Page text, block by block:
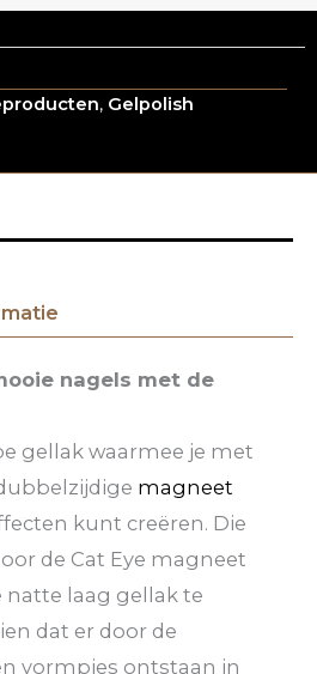
, Gelpolish
nagels met de
gellak waarmee je met
magneet
kunt creëren. Die
de Cat Eye magneet
natte laag gellak te
dat er door de
vormpjes ontstaan in